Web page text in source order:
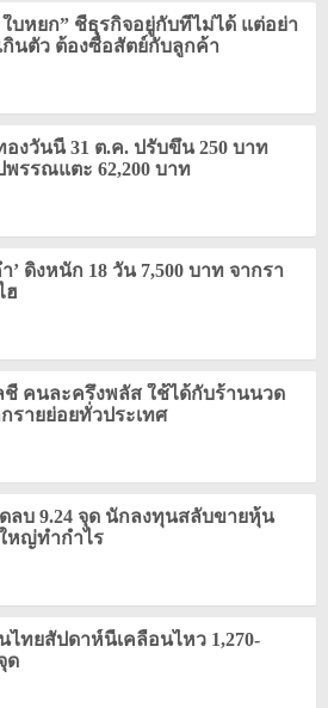
ใบหยก” ชี้ธุรกิจอยู่กับที่ไม่ได้ แต่อย่า
กินตัว ต้องซื่อสัตย์กับลูกค้า
องวันนี้ 31 ต.ค. ปรับขึ้น 250 บาท
พรรณแตะ 62,200 บาท
’ ดิ่งหนัก 18 วัน 7,500 บาท จากรา
ฮ
ชี้ คนละครึ่งพลัส ใช้ได้กับร้านนวด
รายย่อยทั่วประเทศ
ลบ 9.24 จุด นักลงทุนสลับขายหุ้น
หญ่ทำกำไร
ไทยสัปดาห์นี้เคลื่อนไหว 1,270-
ด